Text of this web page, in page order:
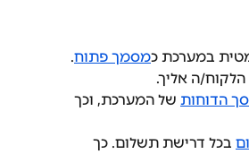
במערכת כמסמך פתוח.
ה אליך.
הדוחות של המערכת, וכך
בכל דרישת תשלום. כך